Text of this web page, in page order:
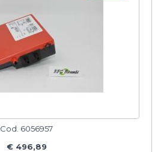
Cod. 6056957
€ 496,89